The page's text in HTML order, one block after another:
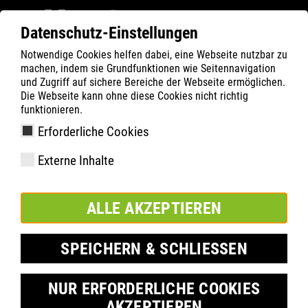
Datenschutz-Einstellungen
Notwendige Cookies helfen dabei, eine Webseite nutzbar zu
machen, indem sie Grundfunktionen wie Seitennavigation
und Zugriff auf sichere Bereiche der Webseite ermöglichen.
Die Webseite kann ohne diese Cookies nicht richtig
funktionieren.
Erforderliche Cookies
Externe Inhalte
ALLE AKZEPTIEREN
SPEICHERN & SCHLIESSEN
NUR ERFORDERLICHE COOKIES
ATLAS Company
Inside
Hendrik Schabsky, az ATLAS vezérigazgatója a
DIGITALWERK podcastban